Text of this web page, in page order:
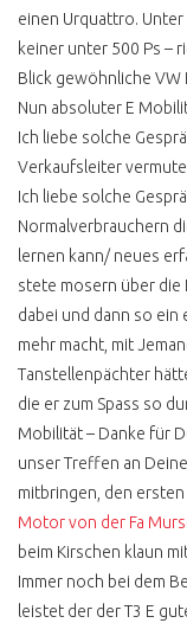
einen Urquattro.
keiner unter 500 Ps –
Blick gewöhnliche VW
Nun absoluter E
Ich liebe solche
Verkaufsleiter
Ich liebe solche
Normalverbrauchern
lernen kann/ neues
stete mosern über die
dabei und dann so ein
mehr macht, mit
Tanstellenpächter
die er zum Spass so
Mobilität – Danke für
unser Treffen an
mitbringen, den ersten
Motor von der Fa
beim Kirschen klaun
Immer noch bei dem
leistet der der T3 E